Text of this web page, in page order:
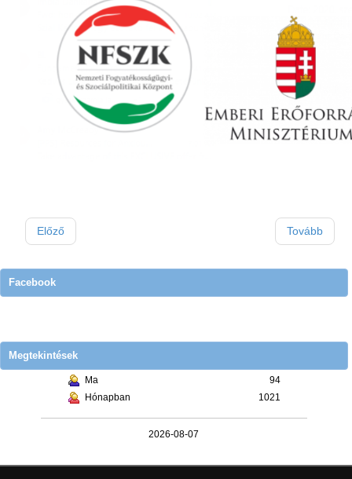
Előző Tovább
Facebook
Megtekintések
Ma
94
Hónapban
1021
2026-08-07